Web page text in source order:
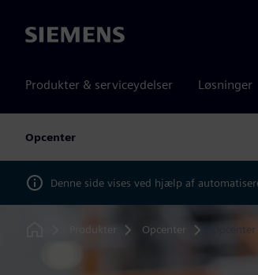
Siemens
Produkter & serviceydelser Løsninger
Opcenter
Denne side vises ved hjælp af
Produkter Opcenter